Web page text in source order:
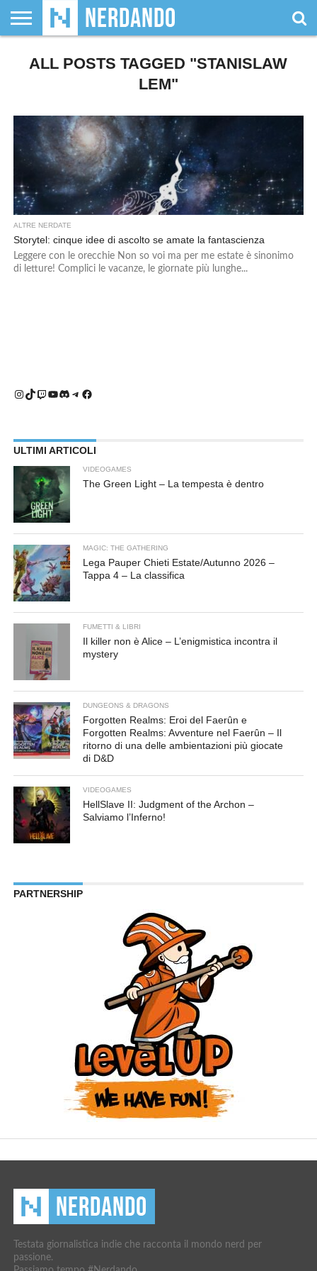
SIAMO
GIOCHI
DA
GIOCHI
DI
VIDEOGAMES
FILM
&
FUMETTI
& LIBRI
MAGIC:
THE
DUNGEONS
&
WRESTLING
NERDANDO
AWARDS
BOLLINI
ALL POSTS TAGGED "STANISLAW
LEM"
ALTRE NERDATE
Storytel: cinque idee di ascolto se amate la fantascienza
Leggere con le orecchie Non so voi ma per me estate è sinonimo
di letture! Complici le vacanze, le giornate più lunghe...
Instagram
TikTok
Twitch
YouTube
Discord
Telegram
Facebook
ULTIMI ARTICOLI
VIDEOGAMES
The Green Light – La tempesta è dentro
MAGIC: THE GATHERING
Lega Pauper Chieti Estate/Autunno 2026 –
Tappa 4 – La classifica
FUMETTI & LIBRI
Il killer non è Alice – L’enigmistica incontra il
mystery
DUNGEONS & DRAGONS
Forgotten Realms: Eroi del Faerûn e
Forgotten Realms: Avventure nel Faerûn – Il
ritorno di una delle ambientazioni più giocate
di D&D
VIDEOGAMES
HellSlave II: Judgment of the Archon –
Salviamo l’Inferno!
PARTNERSHIP
Testata giornalistica indie che racconta il mondo nerd per
passione.